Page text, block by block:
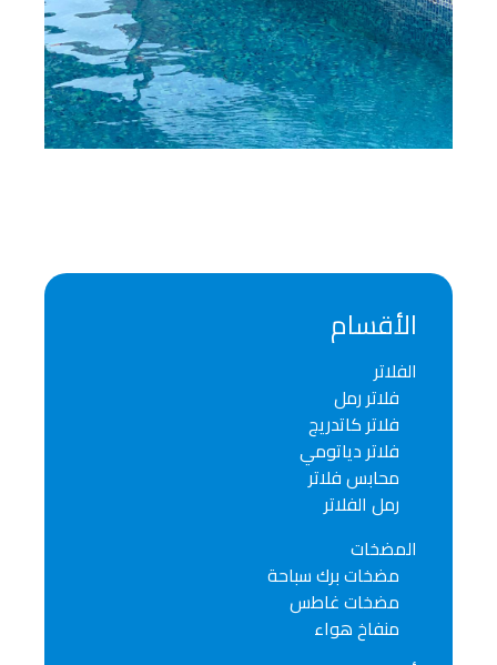
الأقسام
الفلاتر
فلاتر رمل
فلاتر كاتدريج
فلاتر دياتومي
محابس فلاتر
رمل الفلاتر
المضخات
مضخات برك سباحة
مضخات غاطس
منفاخ هواء